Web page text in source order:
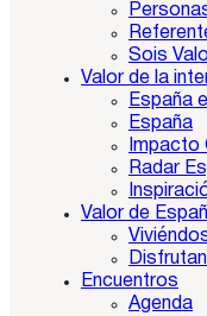
Sois
Valor de la
España
España
Impacto
Radar
Valor de
Encuentros
Agenda